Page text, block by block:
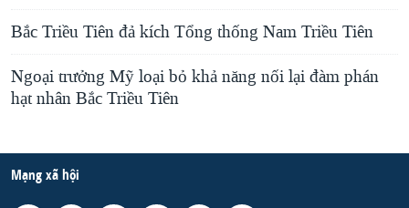
Bắc Triều Tiên đả kích Tổng thống Nam Triều Tiên
Ngoại trưởng Mỹ loại bỏ khả năng nối lại đàm phán
hạt nhân Bắc Triều Tiên
Mạng xã hội